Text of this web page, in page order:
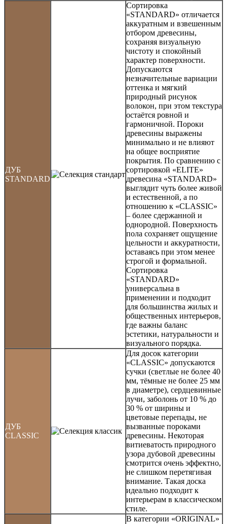
ДУБ
STANDARD
Сортировка
«STANDARD» отличается
аккуратным и взвешенным
отбором древесины,
сохраняя визуальную
чистоту и спокойный
характер поверхности.
Допускаются
незначительные вариации
оттенка и мягкий
природный рисунок
волокон, при этом текстура
остаётся ровной и
гармоничной. Пороки
древесины выражены
минимально и не влияют
на общее восприятие
покрытия. По сравнению с
сортировкой «ELITE»
древесина «STANDARD»
выглядит чуть более живой
и естественной, а по
отношению к «CLASSIC»
– более сдержанной и
однородной. Поверхность
пола сохраняет ощущение
цельности и аккуратности,
оставаясь при этом менее
строгой и формальной.
Сортировка
«STANDARD»
универсальна в
применении и подходит
для большинства жилых и
общественных интерьеров,
где важны баланс
эстетики, натуральности и
визуального порядка.
ДУБ
CLASSIC
Для досок категории
«CLASSIC» допускаются
сучки (светлые не более 40
мм, тёмные не более 25 мм
в диаметре), сердцевинные
лучи, заболонь от 10 % до
30 % от ширины и
цветовые перепады, не
вызванные пороками
древесины. Некоторая
витиеватость природного
узора дубовой древесины
смотрится очень эффектно,
не слишком перетягивая
внимание. Такая доска
идеально подходит к
интерьерам в классическом
стиле.
В категории «ORIGINAL»